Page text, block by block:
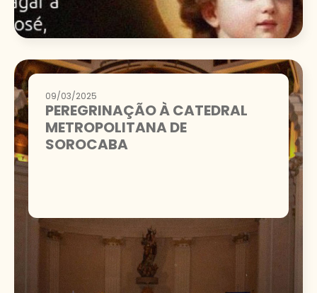
09/03/2025
PEREGRINAÇÃO À CATEDRAL
METROPOLITANA DE
SOROCABA